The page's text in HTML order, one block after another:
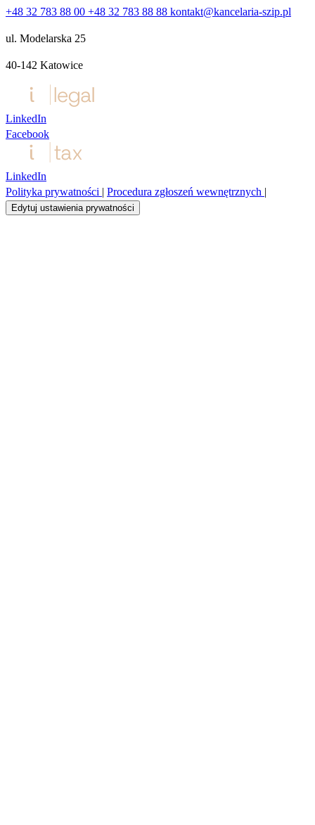
+48 32 783 88 00 +48 32 783 88 88 kontakt@kancelaria-szip.pl
ul. Modelarska 25
40‑142 Katowice
LinkedIn
Facebook
LinkedIn
Polityka prywatności | Procedura zgłoszeń wewnętrznych |
Edytuj ustawienia prywatności